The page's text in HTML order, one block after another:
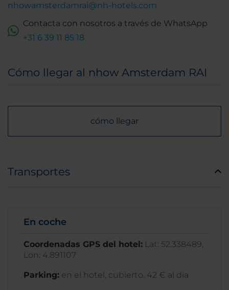
nhowamsterdamrai@nh-hotels.com
Contacta con nosotros a través de WhatsApp
+31 6 39 11 85 18
Cómo llegar al nhow Amsterdam RAI
cómo llegar
Transportes
En coche
Coordenadas GPS del hotel: Lat: 52.338489,
Lon: 4.891107
Parking: en el hotel, cubierto. 42 € al día